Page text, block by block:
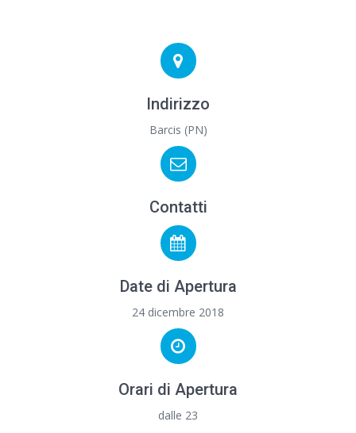
Indirizzo
Barcis (PN)
Contatti
Date di Apertura
24 dicembre 2018
Orari di Apertura
dalle 23